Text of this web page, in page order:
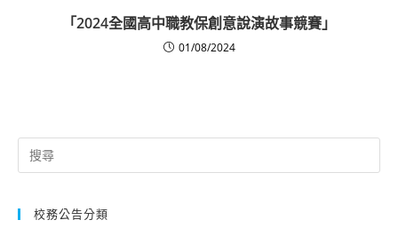
「2024全國高中職教保創意說演故事競賽」
01/08/2024
Search
for:
校務公告分類